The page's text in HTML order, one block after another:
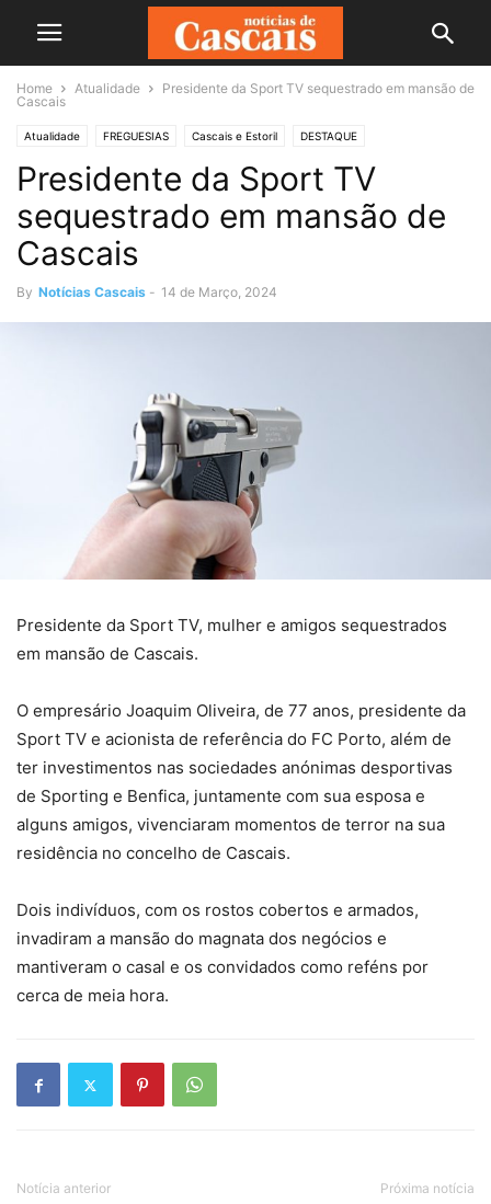
Home Atualidade
Presidente da Sport TV sequestrado em mansão de
Cascais
Atualidade FREGUESIAS Cascais e Estoril DESTAQUE
Presidente da Sport TV
sequestrado em mansão de
Cascais
By Notícias Cascais - 14 de Março, 2024
Presidente da Sport TV, mulher e amigos sequestrados
em mansão de Cascais.
O empresário Joaquim Oliveira, de 77 anos, presidente da
Sport TV e acionista de referência do FC Porto, além de
ter investimentos nas sociedades anónimas desportivas
de Sporting e Benfica, juntamente com sua esposa e
alguns amigos, vivenciaram momentos de terror na sua
residência no concelho de Cascais.
Dois indivíduos, com os rostos cobertos e armados,
invadiram a mansão do magnata dos negócios e
mantiveram o casal e os convidados como reféns por
cerca de meia hora.
Notícia anterior Próxima notícia